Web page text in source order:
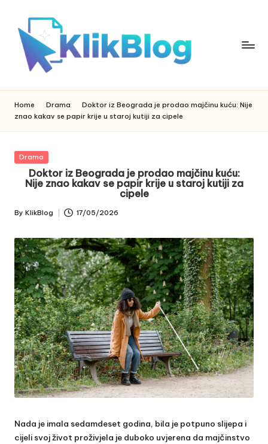
content
li
b
l
o
Home Drama
Doktor iz Beograda je prodao majčinu kuću: Nije
znao kakav se papir krije u staroj kutiji za cipele
Posted
Drama
Doktor iz Beograda je prodao majčinu kuću:
Nije znao kakav se papir krije u staroj kutiji za
cipele
Posted
By KlikBlog 17/05/2026
Nada je imala sedamdeset godina, bila je potpuno slijepa i
cijeli svoj život proživjela je duboko uvjerena da majčinstvo